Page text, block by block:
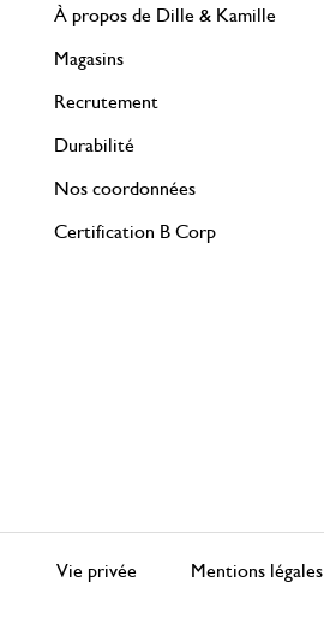
À propos de Dille & Kamille
Magasins
Recrutement
Durabilité
Nos coordonnées
Certification B Corp
Vie privée Mentions légales